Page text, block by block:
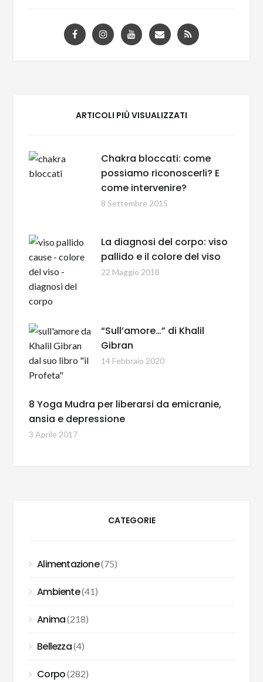
ARTICOLI PIÙ VISUALIZZATI
Chakra bloccati: come
possiamo riconoscerli? E
come intervenire?
8 Settembre 2015
La diagnosi del corpo: viso
pallido e il colore del viso
22 Maggio 2018
“Sull’amore…” di Khalil
Gibran
14 Febbraio 2020
8 Yoga Mudra per liberarsi da emicranie,
ansia e depressione
3 Aprile 2017
CATEGORIE
Alimentazione(75)
Ambiente(41)
Anima(218)
Bellezza(4)
Corpo(282)